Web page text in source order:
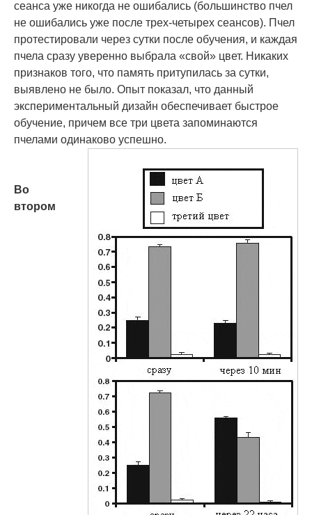
сеанса уже никогда не ошибались (большинство пчел
не ошибались уже после трех-четырех сеансов). Пчел
протестировали через сутки после обучения, и каждая
пчела сразу уверенно выбрала «свой» цвет. Никаких
признаков того, что память притупилась за сутки,
выявлено не было. Опыт показал, что данный
экспериментальный дизайн обеспечивает быстрое
обучение, причем все три цвета запоминаются
пчелами одинаково успешно.
Во
втором